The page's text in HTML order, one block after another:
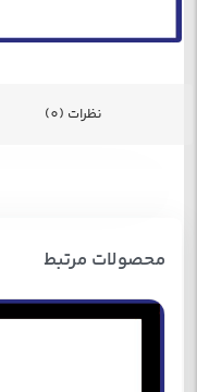
نظرات (0)
محصولات مرتبط